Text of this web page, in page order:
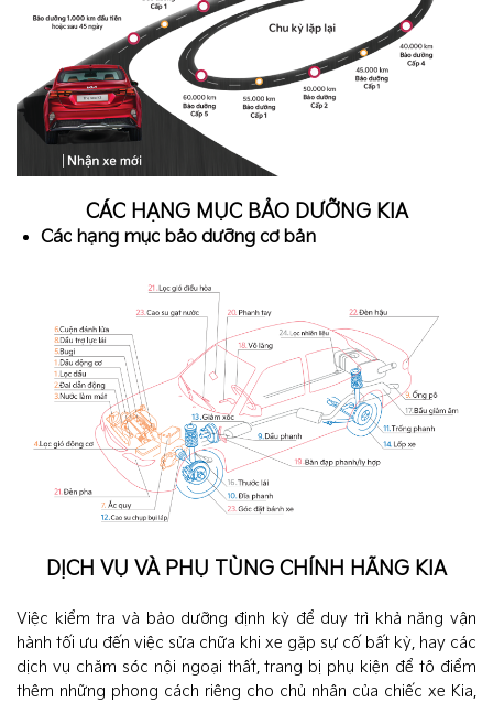
CÁC HẠNG MỤC BẢO DƯỠNG KIA
Các hạng mục bảo dưỡng cơ bản
DỊCH VỤ VÀ PHỤ TÙNG CHÍNH HÃNG KIA
Việc kiểm tra và bảo dưỡng định kỳ để duy trì khả năng vận
hành tối ưu đến việc sửa chữa khi xe gặp sự cố bất kỳ, hay các
dịch vụ chăm sóc nội ngoại thất, trang bị phụ kiện để tô điểm
thêm những phong cách riêng cho chủ nhân của chiếc xe Kia,